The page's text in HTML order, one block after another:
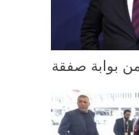
من بوابة صفقة